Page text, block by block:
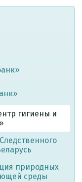
гигиены и
природных
среды